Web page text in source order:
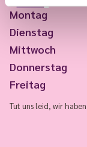
Montag
Dienstag
Mittwoch
Donnerstag
Freitag
Tut uns leid, wir